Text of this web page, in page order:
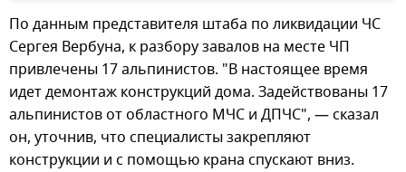
По данным представителя штаба по ликвидации ЧС
Сергея Вербуна, к разбору завалов на месте ЧП
привлечены 17 альпинистов. "В настоящее время
идет демонтаж конструкций дома. Задействованы 17
альпинистов от областного МЧС и ДПЧС", — сказал
он, уточнив, что специалисты закрепляют
конструкции и с помощью крана спускают вниз.